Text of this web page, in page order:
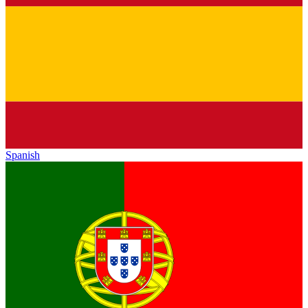
Spanish